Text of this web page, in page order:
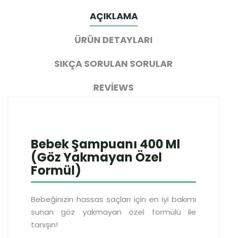
AÇIKLAMA
ÜRÜN DETAYLARI
SIKÇA SORULAN SORULAR
REVIEWS
Bebek Şampuanı 400 Ml
(Göz Yakmayan Özel
Formül)
Bebeğinizin hassas saçları için en iyi bakımı
sunan göz yakmayan özel formülü ile
tanışın!